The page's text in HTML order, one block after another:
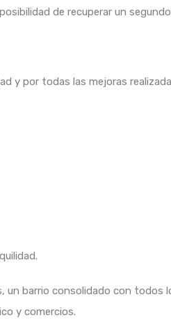
de recuperar un
y por todas las mejoras
un barrio consolidado con todos
y comercios.